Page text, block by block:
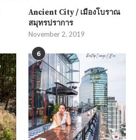
Ancient City / เมืองโบราณ
สมุทรปราการ
November 2, 2019
6